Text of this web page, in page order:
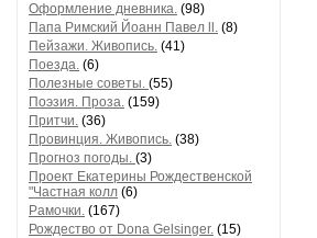
Оформление дневника. (98)
Папа Римский Йоанн Павел ll. (8)
Пейзажи. Живопись. (41)
Поезда. (6)
Полезные советы. (55)
Поэзия. Проза. (159)
Притчи. (36)
Провинция. Живопись. (38)
Прогноз погоды. (3)
Проект Екатерины Рождественской
"Частная колл (6)
Рамочки. (167)
Рождество от Dona Gelsinger. (15)